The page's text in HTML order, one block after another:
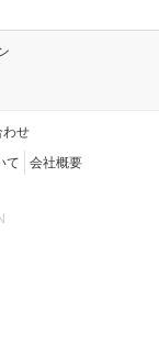
わせ
て 会社概要